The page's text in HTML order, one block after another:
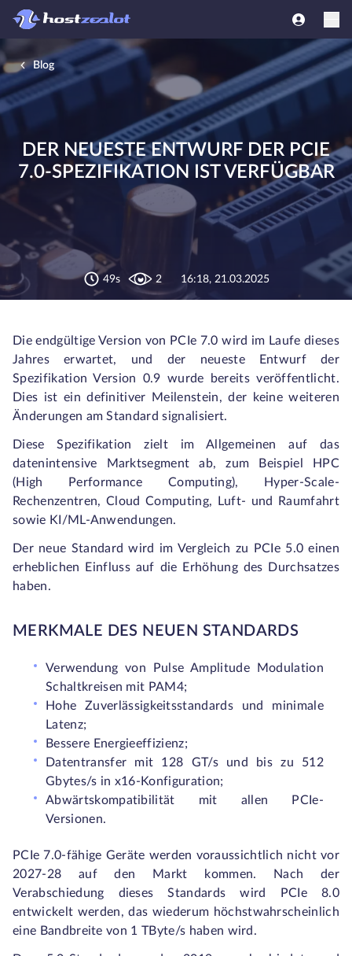
Blog
DER NEUESTE ENTWURF DER PCIE
7.0-SPEZIFIKATION IST VERFÜGBAR
49s 2 16:18, 21.03.2025
Die endgültige Version von PCIe 7.0 wird im Laufe dieses
Jahres erwartet, und der neueste Entwurf der
Spezifikation Version 0.9 wurde bereits veröffentlicht.
Dies ist ein definitiver Meilenstein, der keine weiteren
Änderungen am Standard signalisiert.
Diese Spezifikation zielt im Allgemeinen auf das
datenintensive Marktsegment ab, zum Beispiel HPC
(High Performance Computing), Hyper-Scale-
Rechenzentren, Cloud Computing, Luft- und Raumfahrt
sowie KI/ML-Anwendungen.
Der neue Standard wird im Vergleich zu PCIe 5.0 einen
erheblichen Einfluss auf die Erhöhung des Durchsatzes
haben.
MERKMALE DES NEUEN STANDARDS
Verwendung von Pulse Amplitude Modulation
Schaltkreisen mit PAM4;
Hohe Zuverlässigkeitsstandards und minimale
Latenz;
Bessere Energieeffizienz;
Datentransfer mit 128 GT/s und bis zu 512
Gbytes/s in x16-Konfiguration;
Abwärtskompatibilität mit allen PCIe-
Versionen.
PCIe 7.0-fähige Geräte werden voraussichtlich nicht vor
2027-28 auf den Markt kommen. Nach der
Verabschiedung dieses Standards wird PCIe 8.0
entwickelt werden, das wiederum höchstwahrscheinlich
eine Bandbreite von 1 TByte/s haben wird.